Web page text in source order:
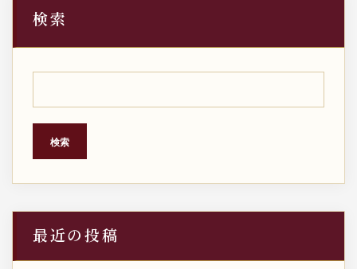
検索
検索
最近の投稿